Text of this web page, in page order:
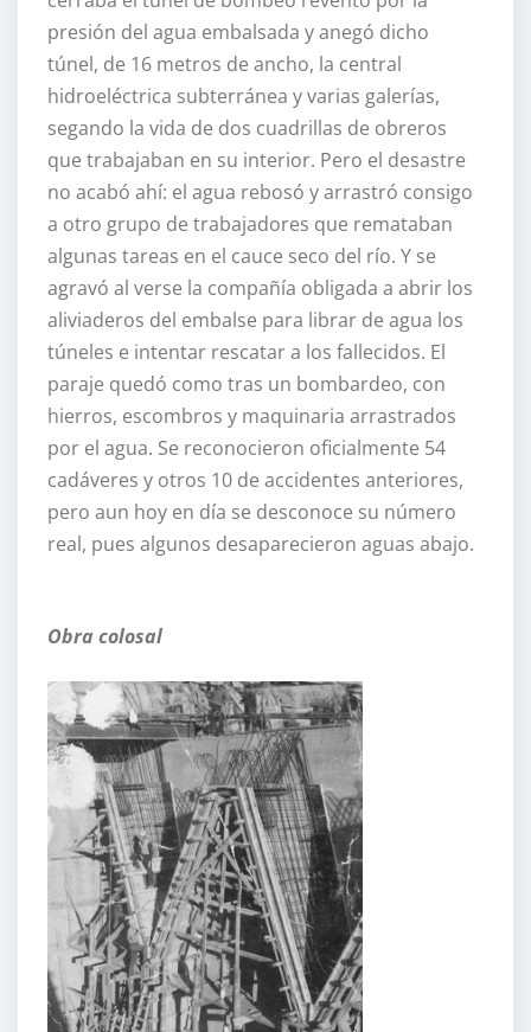
presión del agua embalsada y anegó dicho
túnel, de 16 metros de ancho, la central
hidroeléctrica subterránea y varias galerías,
segando la vida de dos cuadrillas de obreros
que trabajaban en su interior. Pero el desastre
no acabó ahí: el agua rebosó y arrastró consigo
a otro grupo de trabajadores que remataban
algunas tareas en el cauce seco del río. Y se
agravó al verse la compañía obligada a abrir los
aliviaderos del embalse para librar de agua los
túneles e intentar rescatar a los fallecidos. El
paraje quedó como tras un bombardeo, con
hierros, escombros y maquinaria arrastrados
por el agua. Se reconocieron oficialmente 54
cadáveres y otros 10 de accidentes anteriores,
pero aun hoy en día se desconoce su número
real, pues algunos desaparecieron aguas abajo.
Obra colosal